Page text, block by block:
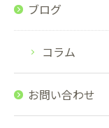
ブログ
コラム
お問い合わせ